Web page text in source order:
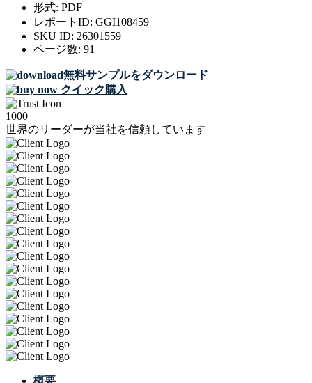
形式: PDF
レポートID: GGI108459
SKU ID: 26301559
ページ数: 91
無料サンプルをダウンロード
クイック購入
1000+
世界のリーダーが当社を信頼しています